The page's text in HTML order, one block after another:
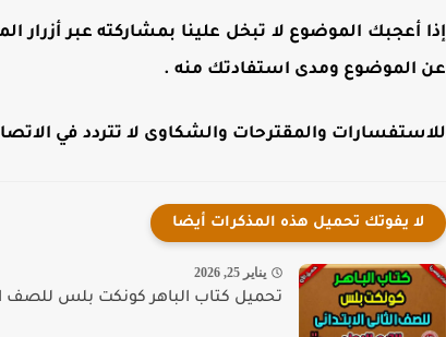
إذا أعجبك الموضوع لا تبخل علينا بمشاركته عبر أزرار
عن الموضوع ومدى استفادتك منه .
للاستفسارات والمقترحات والشكاوى لا تتردد في
لا يفوتك تحميل هذه المذكرات أيضا
يناير 25, 2026
تحميل كتاب الباهر كونكت بلس للصف